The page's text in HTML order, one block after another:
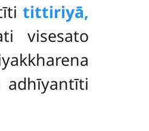
tittiriyā,
visesato